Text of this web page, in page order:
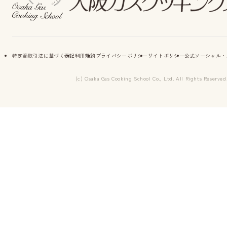
特定商取引法に基づく表記利用規約 プライバシーポリシーサイトポリシー公式ソーシャル
(c) Osaka Gas Cooking School Co., Ltd. All Rights